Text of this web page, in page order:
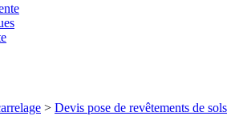
> Devis pose de revêtements de sols